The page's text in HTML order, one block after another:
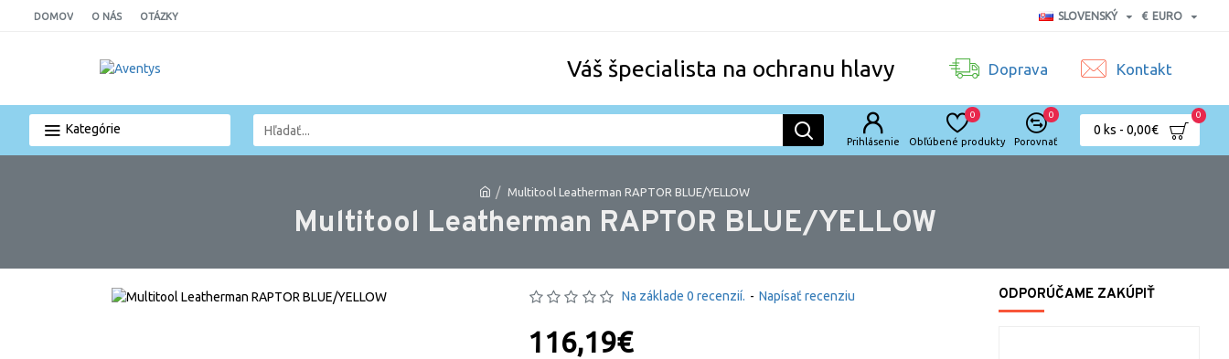
DOMOV O NÁS OTÁZKY SLOVENSKÝ € EURO
Váš špecialista na ochranu hlavy Doprava Kontakt
Kategórie
Prihlásenie Obľúbené produkty
0
Porovnať
0
0 ks - 0,00€
0
Multitool Leatherman RAPTOR BLUE/YELLOW
Multitool Leatherman RAPTOR BLUE/YELLOW
Na základe 0 recenzií. - Napísať recenziu
116,19€
ODPORÚČAME ZAKÚPIŤ